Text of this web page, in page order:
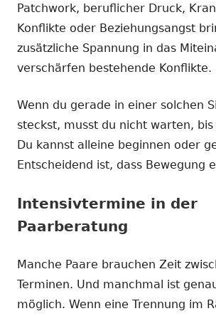
Patchwork, beruflicher Druck,
Konflikte oder Beziehungsangst
zusätzliche Spannung in das
verschärfen bestehende Konflikte.
Wenn du gerade in einer solchen
steckst, musst du nicht warten, bis
Du kannst alleine beginnen oder
Entscheidend ist, dass Bewegung
Intensivtermine in der
Paarberatung
Manche Paare brauchen Zeit
Terminen. Und manchmal ist
möglich. Wenn eine Trennung im